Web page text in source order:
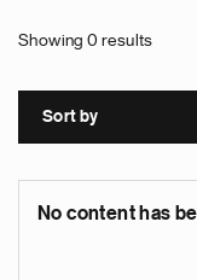
Showing 0 results
Sort by
No content has